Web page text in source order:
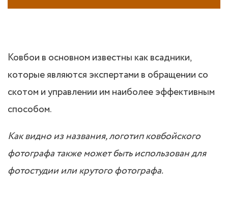
Ковбои в основном известны как всадники,
которые являются экспертами в обращении со
скотом и управлении им наиболее эффективным
способом.
Как видно из названия, логотип ковбойского
фотографа также может быть использован для
фотостудии или крутого фотографа.